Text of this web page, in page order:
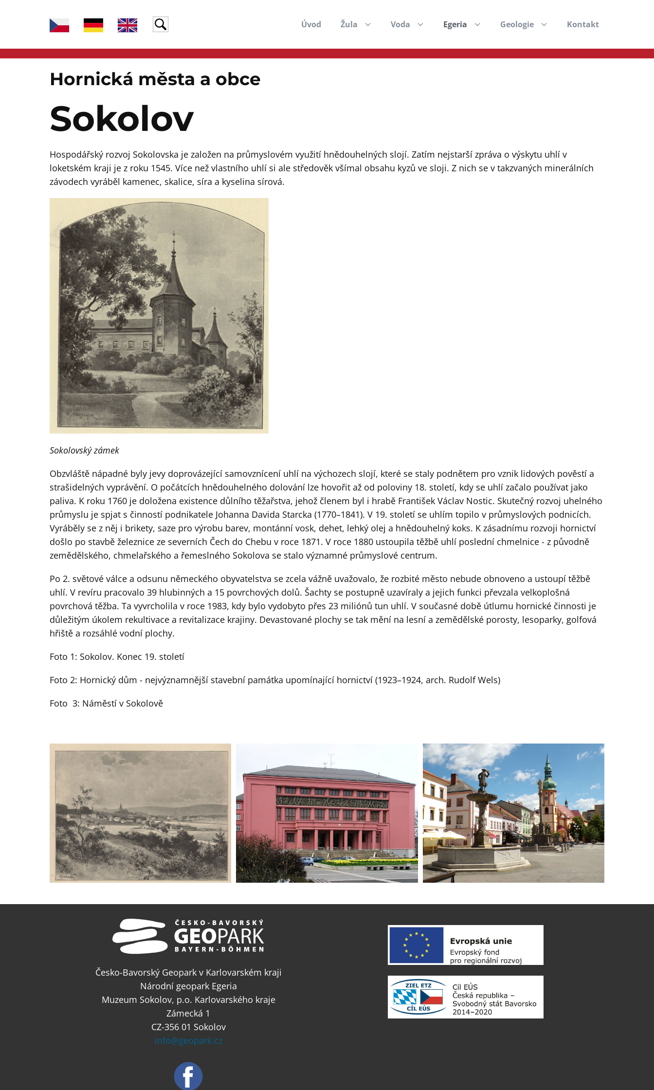
Úvod Žula Voda Egeria Geologie Kontakt
Hornická města a obce
Sokolov
Hospodářský rozvoj Sokolovska je založen na průmyslovém využití hnědouhelných slojí. Zatím nejstarší zpráva o výskytu uhlí v
loketském kraji je z roku 1545. Více než vlastního uhlí si ale středověk všímal obsahu kyzů ve sloji. Z nich se v takzvaných minerálních
závodech vyráběl kamenec, skalice, síra a kyselina sírová.
Sokolovský zámek
Obzvláště nápadné byly jevy doprovázející samovznícení uhlí na výchozech slojí, které se staly podnětem pro vznik lidových pověstí a
strašidelných vyprávění. O počátcích hnědouhelného dolování lze hovořit až od poloviny 18. století, kdy se uhlí začalo používat jako
paliva. K roku 1760 je doložena existence důlního těžařstva, jehož členem byl i hrabě František Václav Nostic. Skutečný rozvoj uhelného
průmyslu je spjat s činností podnikatele Johanna Davida Starcka (1770–1841). V 19. století se uhlím topilo v průmyslových podnicích.
Vyráběly se z něj i brikety, saze pro výrobu barev, montánní vosk, dehet, lehký olej a hnědouhelný koks. K zásadnímu rozvoji hornictví
došlo po stavbě železnice ze severních Čech do Chebu v roce 1871. V roce 1880 ustoupila těžbě uhlí poslední chmelnice - z původně
zemědělského, chmelařského a řemeslného Sokolova se stalo významné průmyslové centrum.
Po 2. světové válce a odsunu německého obyvatelstva se zcela vážně uvažovalo, že rozbité město nebude obnoveno a ustoupí těžbě
uhlí. V revíru pracovalo 39 hlubinných a 15 povrchových dolů. Šachty se postupně uzavíraly a jejich funkci převzala velkoplošná
povrchová těžba. Ta vyvrcholila v roce 1983, kdy bylo vydobyto přes 23 miliónů tun uhlí. V současné době útlumu hornické činnosti je
důležitým úkolem rekultivace a revitalizace krajiny. Devastované plochy se tak mění na lesní a zemědělské porosty, lesoparky, golfová
hřiště a rozsáhlé vodní plochy.
Foto 1: Sokolov. Konec 19. století
Foto 2: Hornický dům - nejvýznamnější stavební památka upomínající hornictví (1923–1924, arch. Rudolf Wels)
Foto 3: Náměstí v Sokolově
Česko-Bavorský Geopark v Karlovarském kraji
Národní geopark Egeria
Muzeum Sokolov, p.o. Karlovarského kraje
Zámecká 1
CZ-356 01 Sokolov
info@geopark.cz